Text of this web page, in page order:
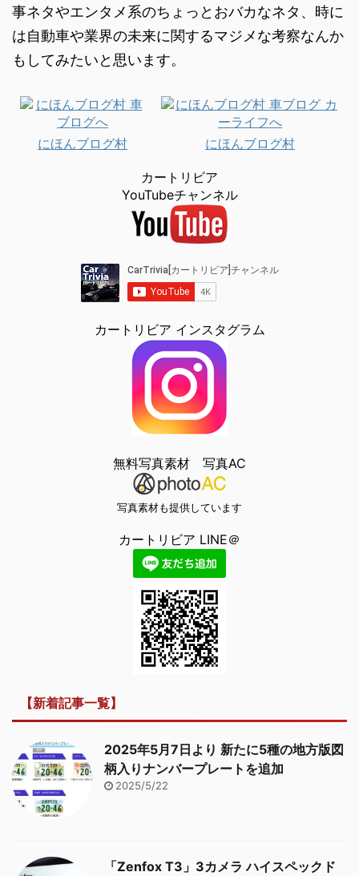
事ネタやエンタメ系のちょっとおバカなネタ、時に
は自動車や業界の未来に関するマジメな考察なんか
もしてみたいと思います。
にほんブログ村 にほんブログ村
カートリビア
YouTubeチャンネル
カートリビア インスタグラム
無料写真素材 写真AC
写真素材も提供しています
カートリビア LINE＠
【新着記事一覧】
2025年5月7日より 新たに5種の地方版図
柄入りナンバープレートを追加
2025/5/22
「Zenfox T3」3カメラ ハイスペックド